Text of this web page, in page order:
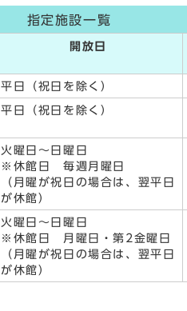
指定施設一覧
開放日
平日（祝日を除く）
平日（祝日を除く）
火曜日～日曜日
※休館日 毎週月曜日
（月曜が祝日の場合は、翌平日
が休館）
火曜日～日曜日
※休館日 月曜日・第2金曜日
（月曜が祝日の場合は、翌平日
が休館）